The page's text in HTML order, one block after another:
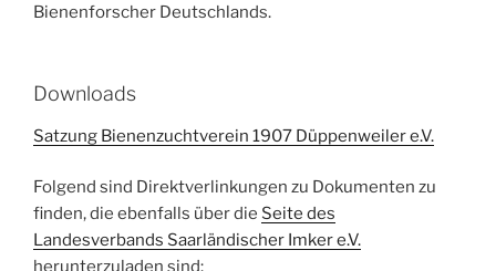
Bienenforscher Deutschlands.
Downloads
Satzung Bienenzuchtverein 1907 Düppenweiler e.V.
Folgend sind Direktverlinkungen zu Dokumenten zu
finden, die ebenfalls über die Seite des
Landesverbands Saarländischer Imker e.V.